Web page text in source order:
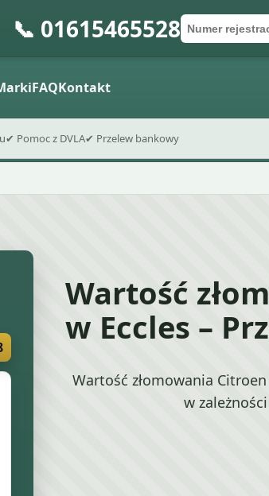
📞 01615465528Numer
Kod pocztowy
Wyślij formularz
FAQKontakt
✔ Pomoc z DVLA✔ Przelew bankowy
Wartość
w Eccles –
Wartość złomowania
w